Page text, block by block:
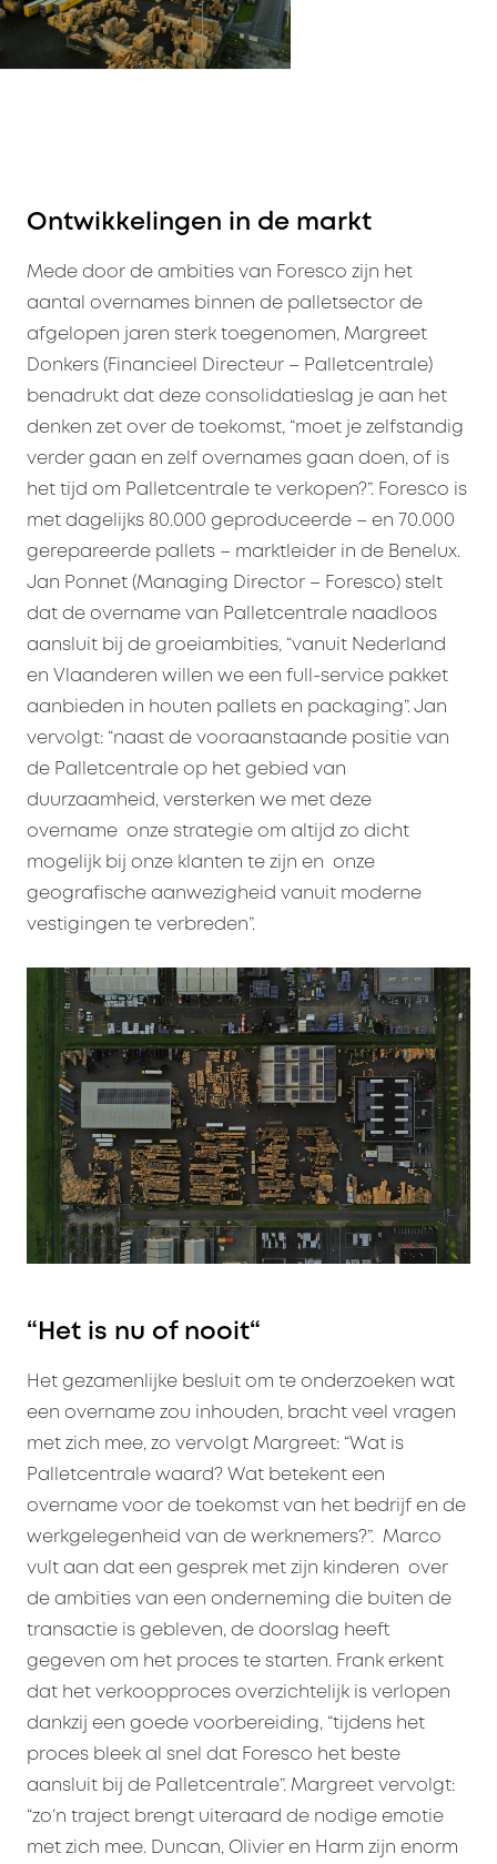
Ontwikkelingen in de markt
Mede door de ambities van Foresco zijn het
aantal overnames binnen de palletsector de
afgelopen jaren sterk toegenomen, Margreet
Donkers (Financieel Directeur – Palletcentrale)
benadrukt dat deze consolidatieslag je aan het
denken zet over de toekomst, “moet je zelfstandig
verder gaan en zelf overnames gaan doen, of is
het tijd om Palletcentrale te verkopen?”. Foresco is
met dagelijks 80.000 geproduceerde – en 70.000
gerepareerde pallets – marktleider in de Benelux.
Jan Ponnet (Managing Director – Foresco) stelt
dat de overname van Palletcentrale naadloos
aansluit bij de groeiambities, “vanuit Nederland
en Vlaanderen willen we een full-service pakket
aanbieden in houten pallets en packaging”. Jan
vervolgt: “naast de vooraanstaande positie van
de Palletcentrale op het gebied van
duurzaamheid, versterken we met deze
overname onze strategie om altijd zo dicht
mogelijk bij onze klanten te zijn en onze
geografische aanwezigheid vanuit moderne
vestigingen te verbreden”.
“Het is nu of nooit“
Het gezamenlijke besluit om te onderzoeken wat
een overname zou inhouden, bracht veel vragen
met zich mee, zo vervolgt Margreet: “Wat is
Palletcentrale waard? Wat betekent een
overname voor de toekomst van het bedrijf en de
werkgelegenheid van de werknemers?”. Marco
vult aan dat een gesprek met zijn kinderen over
de ambities van een onderneming die buiten de
transactie is gebleven, de doorslag heeft
gegeven om het proces te starten. Frank erkent
dat het verkoopproces overzichtelijk is verlopen
dankzij een goede voorbereiding, “tijdens het
proces bleek al snel dat Foresco het beste
aansluit bij de Palletcentrale”. Margreet vervolgt:
“zo’n traject brengt uiteraard de nodige emotie
met zich mee. Duncan, Olivier en Harm zijn enorm